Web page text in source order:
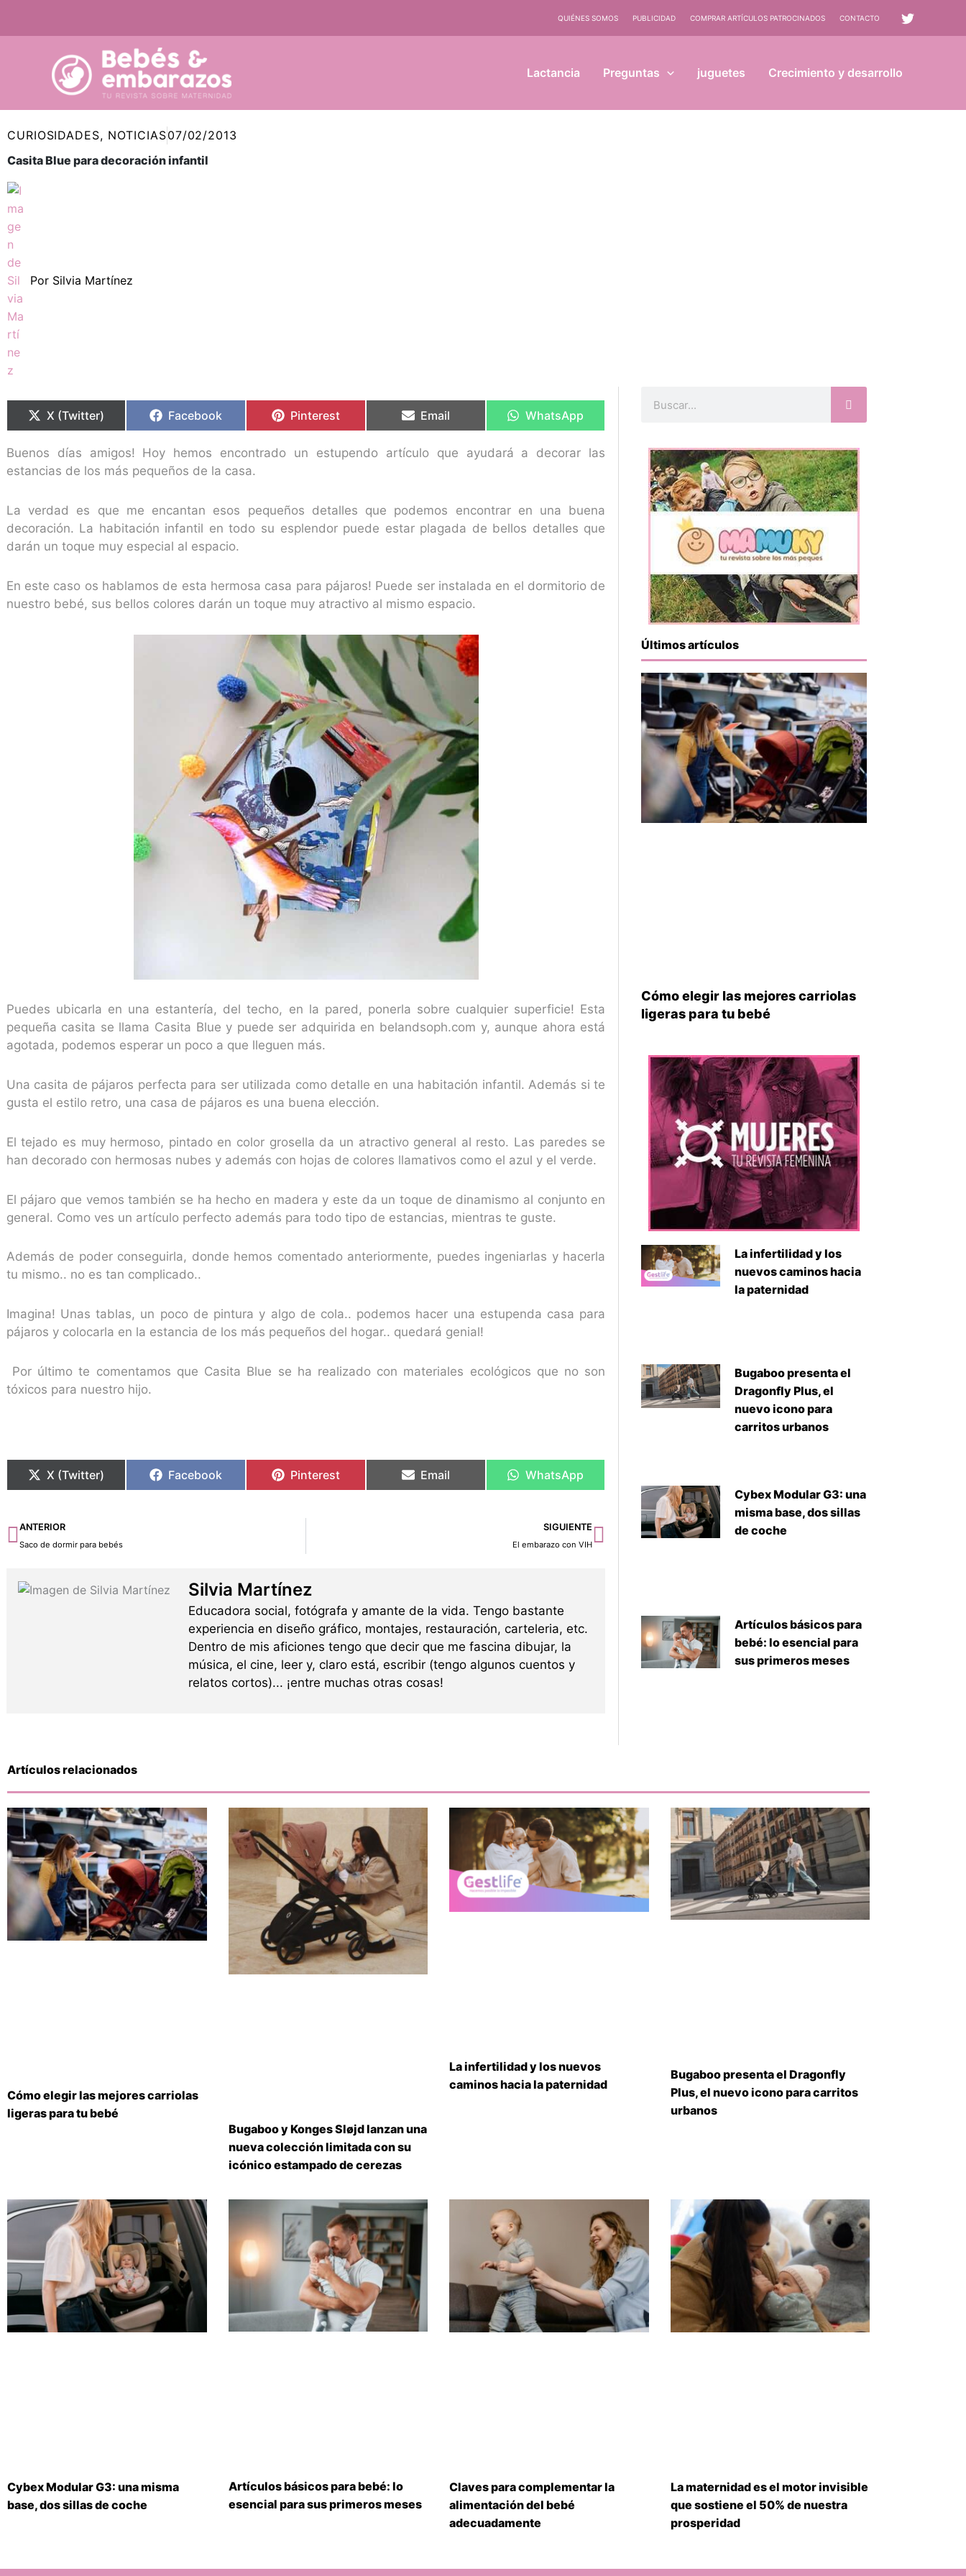
QUIÉNES SOMOS PUBLICIDAD COMPRAR ARTÍCULOS PATROCINADOS CONTACTO
Lactancia Preguntas juguetes Crecimiento y desarrollo
CURIOSIDADES, NOTICIAS07/02/2013
Casita Blue para decoración infantil
Por Silvia Martínez
en
X (Twitter)
en
Facebook
en
Pinterest
en
Email
en
WhatsApp
Buenos días amigos! Hoy hemos encontrado un estupendo artículo que ayudará a decorar las
estancias de los más pequeños de la casa.
La verdad es que me encantan esos pequeños detalles que podemos encontrar en una buena
decoración. La habitación infantil en todo su esplendor puede estar plagada de bellos detalles que
darán un toque muy especial al espacio.
En este caso os hablamos de esta hermosa casa para pájaros! Puede ser instalada en el dormitorio de
nuestro bebé, sus bellos colores darán un toque muy atractivo al mismo espacio.
Puedes ubicarla en una estantería, del techo, en la pared, ponerla sobre cualquier superficie! Esta
pequeña casita se llama Casita Blue y puede ser adquirida en belandsoph.com y, aunque ahora está
agotada, podemos esperar un poco a que lleguen más.
Una casita de pájaros perfecta para ser utilizada como detalle en una habitación infantil. Además si te
gusta el estilo retro, una casa de pájaros es una buena elección.
El tejado es muy hermoso, pintado en color grosella da un atractivo general al resto. Las paredes se
han decorado con hermosas nubes y además con hojas de colores llamativos como el azul y el verde.
El pájaro que vemos también se ha hecho en madera y este da un toque de dinamismo al conjunto en
general. Como ves un artículo perfecto además para todo tipo de estancias, mientras te guste.
Además de poder conseguirla, donde hemos comentado anteriormente, puedes ingeniarlas y hacerla
tu mismo.. no es tan complicado..
Imagina! Unas tablas, un poco de pintura y algo de cola.. podemos hacer una estupenda casa para
pájaros y colocarla en la estancia de los más pequeños del hogar.. quedará genial!
Por último te comentamos que Casita Blue se ha realizado con materiales ecológicos que no son
tóxicos para nuestro hijo.
en
X (Twitter)
en
Facebook
en
Pinterest
en
Email
en
WhatsApp
Ant
ANTERIOR
Saco de dormir para bebés
SIGUIENTE
El embarazo con VIH
Siguiente
Silvia Martínez
Educadora social, fotógrafa y amante de la vida. Tengo bastante
experiencia en diseño gráfico, montajes, restauración, carteleria, etc.
Dentro de mis aficiones tengo que decir que me fascina dibujar, la
música, el cine, leer y, claro está, escribir (tengo algunos cuentos y
relatos cortos)... ¡entre muchas otras cosas!
Últimos artículos
Cómo elegir las mejores carriolas
ligeras para tu bebé
La infertilidad y los
nuevos caminos hacia
la paternidad
Bugaboo presenta el
Dragonfly Plus, el
nuevo icono para
carritos urbanos
Cybex Modular G3: una
misma base, dos sillas
de coche
Artículos básicos para
bebé: lo esencial para
sus primeros meses
Artículos relacionados
Cómo elegir las mejores carriolas
ligeras para tu bebé
Bugaboo y Konges Sløjd lanzan una
nueva colección limitada con su
icónico estampado de cerezas
La infertilidad y los nuevos
caminos hacia la paternidad
Bugaboo presenta el Dragonfly
Plus, el nuevo icono para carritos
urbanos
Cybex Modular G3: una misma
base, dos sillas de coche
Artículos básicos para bebé: lo
esencial para sus primeros meses
Claves para complementar la
alimentación del bebé
adecuadamente
La maternidad es el motor invisible
que sostiene el 50% de nuestra
prosperidad